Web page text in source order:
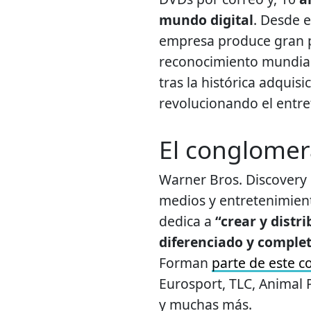
mundo digital. Desde
empresa produce gran
reconocimiento
tras la histórica
revolucionando el
El
Warner Bros.
medios y
dedica a “crear y
diferenciado y
Forman parte de este
Eurosport, TLC,
y muchas más.